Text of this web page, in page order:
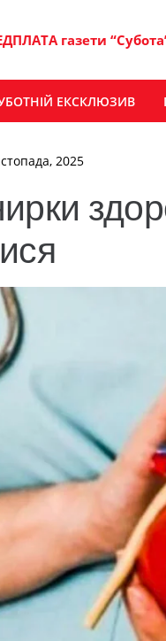
газети
ЕКСКЛЮЗИВ
2025